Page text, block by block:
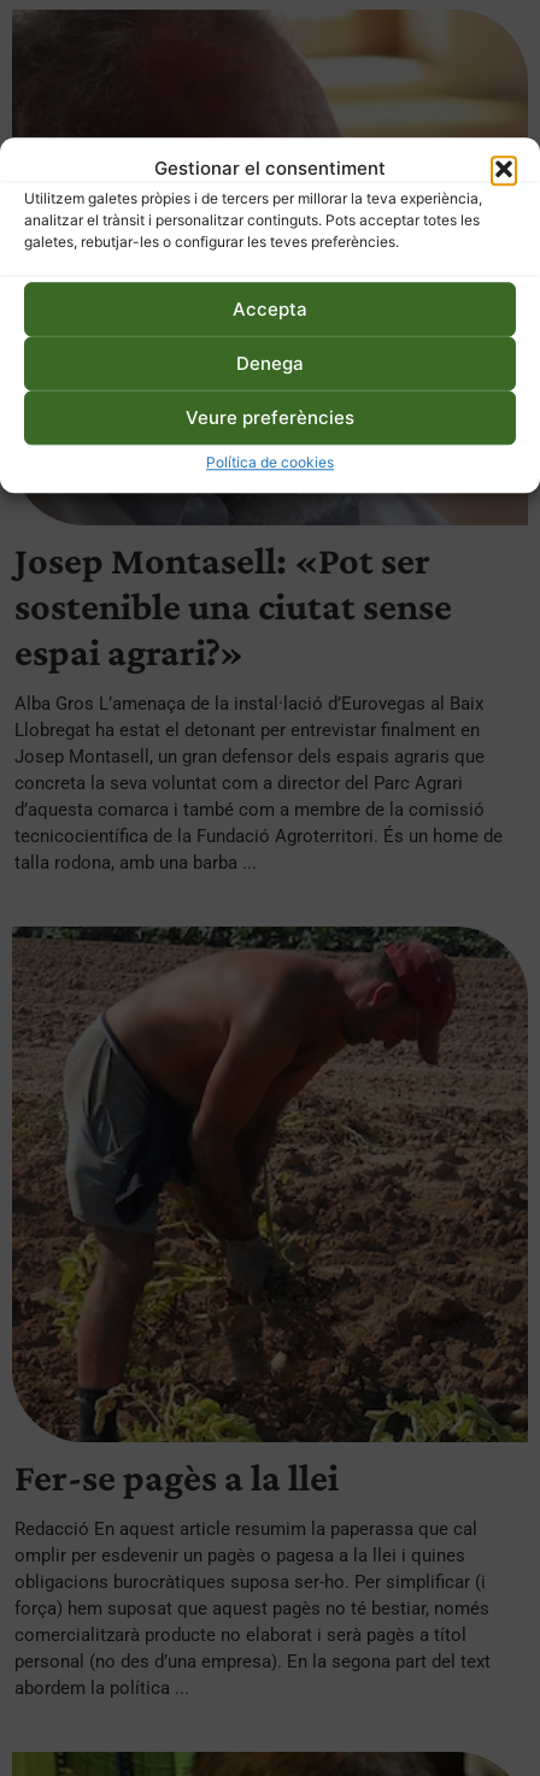
Gestionar el consentiment
Utilitzem galetes pròpies i de tercers per millorar la teva experiència,
analitzar el trànsit i personalitzar continguts. Pots acceptar totes les
galetes, rebutjar-les o configurar les teves preferències.
Accepta
Denega
Veure preferències
Política de cookies
Josep Montasell: «Pot ser
sostenible una ciutat sense
espai agrari?»
Alba Gros L’amenaça de la instal·lació d’Eurovegas al Baix
Llobregat ha estat el detonant per entrevistar finalment en
Josep Montasell, un gran defensor dels espais agraris que
concreta la seva voluntat com a director del Parc Agrari
d’aquesta comarca i també com a membre de la comissió
tecnicocientífica de la Fundació Agroterritori. És un home de
talla rodona, amb una barba ...
Fer-se pagès a la llei
Redacció En aquest article resumim la paperassa que cal
omplir per esdevenir un pagès o pagesa a la llei i quines
obligacions burocràtiques suposa ser-ho. Per simplificar (i
força) hem suposat que aquest pagès no té bestiar, només
comercialitzarà producte no elaborat i serà pagès a títol
personal (no des d’una empresa). En la segona part del text
abordem la política ...